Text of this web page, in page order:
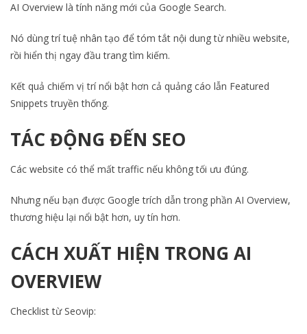
AI Overview là tính năng mới của Google Search.
Nó dùng trí tuệ nhân tạo để tóm tắt nội dung từ nhiều website,
rồi hiển thị ngay đầu trang tìm kiếm.
Kết quả chiếm vị trí nổi bật hơn cả quảng cáo lẫn Featured
Snippets truyền thống.
TÁC ĐỘNG ĐẾN SEO
Các website có thể mất traffic nếu không tối ưu đúng.
Nhưng nếu bạn được Google trích dẫn trong phần AI Overview,
thương hiệu lại nổi bật hơn, uy tín hơn.
CÁCH XUẤT HIỆN TRONG AI
OVERVIEW
Checklist từ Seovip: